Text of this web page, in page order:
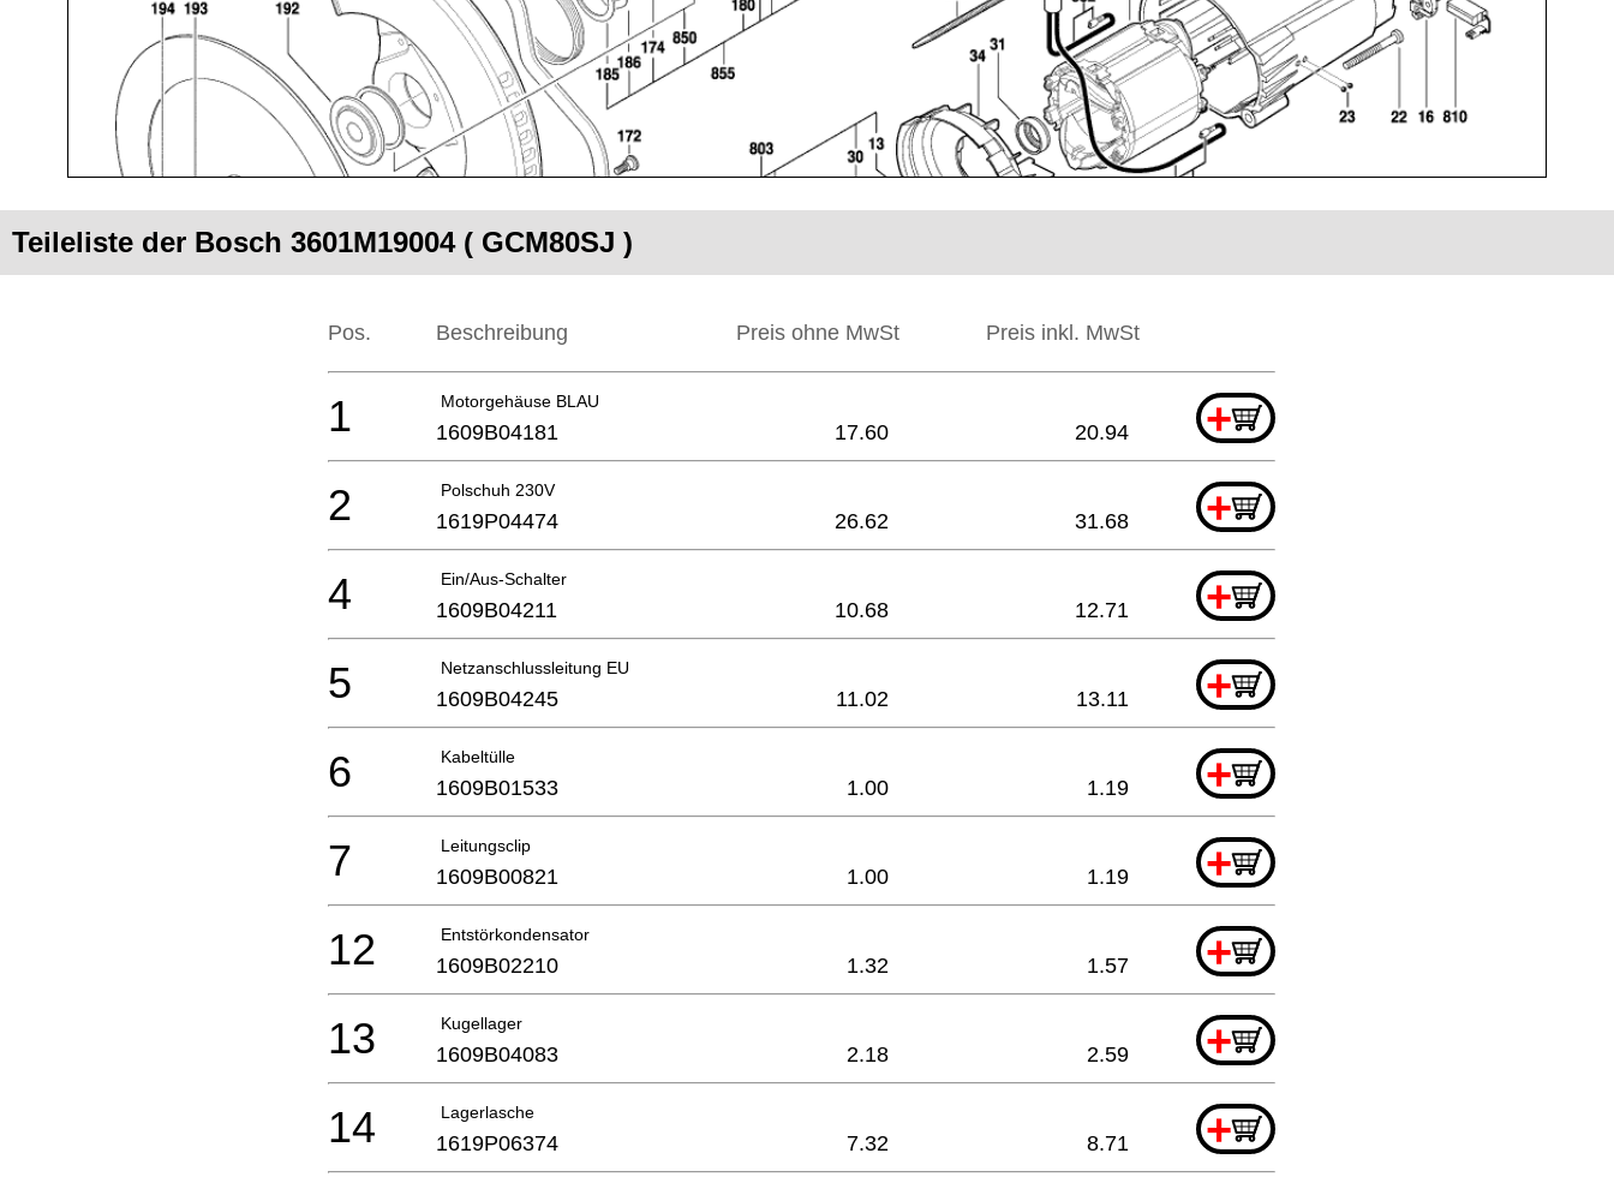
Teileliste der Bosch 3601M19004 ( GCM80SJ )
Pos. Beschreibung Preis ohne MwSt Preis inkl. MwSt
Motorgehäuse BLAU +
1 1609B04181 17.60 20.94
Polschuh 230V +
2 1619P04474 26.62 31.68
Ein/Aus-Schalter +
4 1609B04211 10.68 12.71
Netzanschlussleitung EU +
5 1609B04245 11.02 13.11
Kabeltülle +
6 1609B01533 1.00 1.19
Leitungsclip +
7 1609B00821 1.00 1.19
Entstörkondensator +
12 1609B02210 1.32 1.57
Kugellager +
13 1609B04083 2.18 2.59
Lagerlasche +
14 1619P06374 7.32 8.71